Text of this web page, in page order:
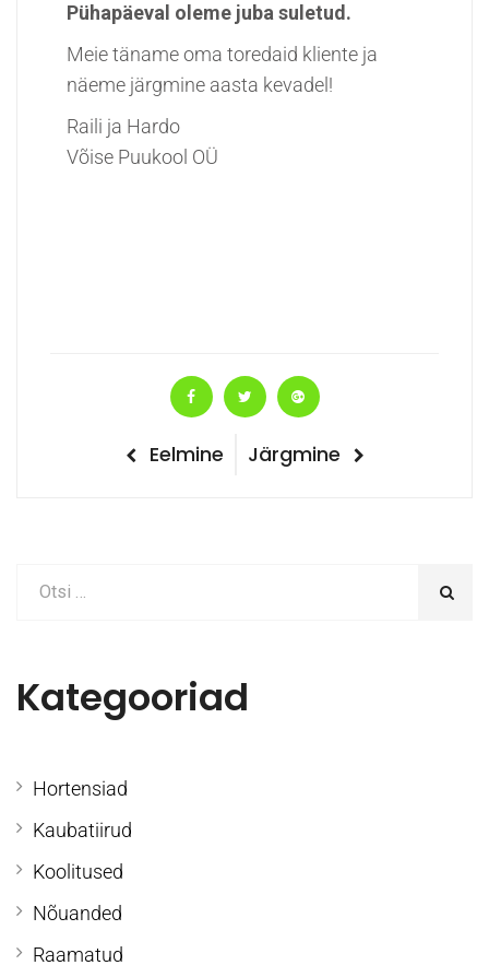
Pühapäeval oleme juba suletud.
Meie täname oma toredaid kliente ja
näeme järgmine aasta kevadel!
Raili ja Hardo
Võise Puukool OÜ
Navigeerimine
Eelmine
Eelmine
Järgmine
Järgmine
Kategooriad
Hortensiad
Kaubatiirud
Koolitused
Nõuanded
Raamatud